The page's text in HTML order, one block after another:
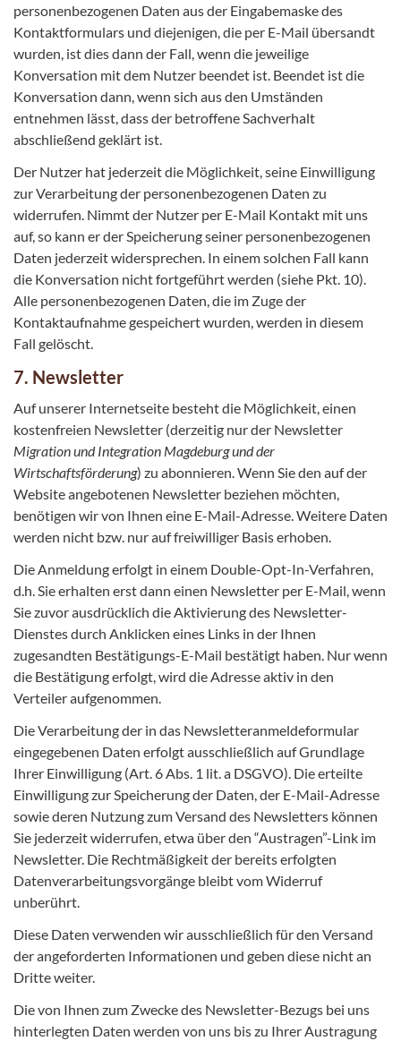
personenbezogenen Daten aus der Eingabemaske des
Kontaktformulars und diejenigen, die per E-Mail übersandt
wurden, ist dies dann der Fall, wenn die jeweilige
Konversation mit dem Nutzer beendet ist. Beendet ist die
Konversation dann, wenn sich aus den Umständen
entnehmen lässt, dass der betroffene Sachverhalt
abschließend geklärt ist.
Der Nutzer hat jederzeit die Möglichkeit, seine Einwilligung
zur Verarbeitung der personenbezogenen Daten zu
widerrufen. Nimmt der Nutzer per E-Mail Kontakt mit uns
auf, so kann er der Speicherung seiner personenbezogenen
Daten jederzeit widersprechen. In einem solchen Fall kann
die Konversation nicht fortgeführt werden (siehe Pkt. 10).
Alle personenbezogenen Daten, die im Zuge der
Kontaktaufnahme gespeichert wurden, werden in diesem
Fall gelöscht.
7. Newsletter
Auf unserer Internetseite besteht die Möglichkeit, einen
kostenfreien Newsletter (derzeitig nur der Newsletter
Migration und Integration Magdeburg und der
Wirtschaftsförderung) zu abonnieren. Wenn Sie den auf der
Website angebotenen Newsletter beziehen möchten,
benötigen wir von Ihnen eine E-Mail-Adresse. Weitere Daten
werden nicht bzw. nur auf freiwilliger Basis erhoben.
Die Anmeldung erfolgt in einem Double-Opt-In-Verfahren,
d.h. Sie erhalten erst dann einen Newsletter per E-Mail, wenn
Sie zuvor ausdrücklich die Aktivierung des Newsletter-
Dienstes durch Anklicken eines Links in der Ihnen
zugesandten Bestätigungs-E-Mail bestätigt haben. Nur wenn
die Bestätigung erfolgt, wird die Adresse aktiv in den
Verteiler aufgenommen.
Die Verarbeitung der in das Newsletteranmeldeformular
eingegebenen Daten erfolgt ausschließlich auf Grundlage
Ihrer Einwilligung (Art. 6 Abs. 1 lit. a DSGVO). Die erteilte
Einwilligung zur Speicherung der Daten, der E-Mail-Adresse
sowie deren Nutzung zum Versand des Newsletters können
Sie jederzeit widerrufen, etwa über den “Austragen”-Link im
Newsletter. Die Rechtmäßigkeit der bereits erfolgten
Datenverarbeitungsvorgänge bleibt vom Widerruf
unberührt.
Diese Daten verwenden wir ausschließlich für den Versand
der angeforderten Informationen und geben diese nicht an
Dritte weiter.
Die von Ihnen zum Zwecke des Newsletter-Bezugs bei uns
hinterlegten Daten werden von uns bis zu Ihrer Austragung